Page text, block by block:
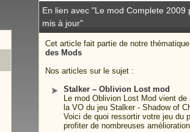
En lien avec "Le mod Complete 2009
mis à jour"
Cet article fait partie de notre thématique
des Mods
Nos articles sur le sujet :
Stalker – Oblivion Lost mod
Le mod Oblivion Lost Mod vient de
la VO du jeu Stalker - Shadow of
Voici de quoi ressortir votre jeu du
profiter de nombreuses